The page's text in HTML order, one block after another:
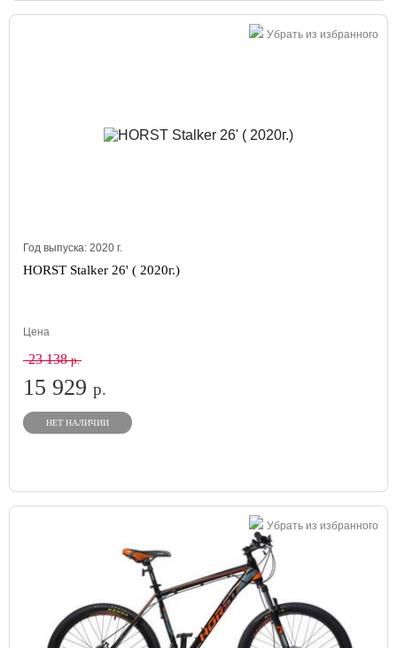
Убрать из избранного
Год выпуска: 2020 г.
HORST Stalker 26' ( 2020г.)
Цена
23 138р.
15 929 р.
НЕТ НАЛИЧИИ
Убрать из избранного